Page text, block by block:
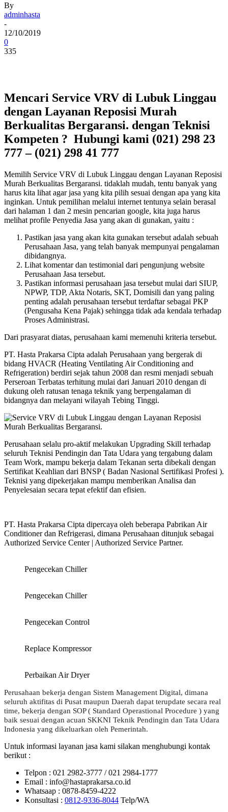
By
adminhasta
-
12/10/2019
0
335
Mencari Service VRV di Lubuk Linggau
dengan Layanan Reposisi Murah
Berkualitas Bergaransi. dengan Teknisi
Kompeten ? Hubungi kami (021) 298 23
777 – (021) 298 41 777
Memilih Service VRV di Lubuk Linggau dengan Layanan Reposisi
Murah Berkualitas Bergaransi. tidaklah mudah, tentu banyak yang
harus kita lihat agar jasa yang kita pilih sesuai dengan apa yang kita
inginkan. Untuk pemilihan melalui internet tentunya selain berasal
dari halaman 1 dan 2 mesin pencarian google, kita juga harus
melihat profile Penyedia Jasa yang akan di gunakan, yaitu :
Pastikan jasa yang akan kita gunakan tersebut adalah sebuah
Perusahaan Jasa, yang telah banyak mempunyai pengalaman
dibidangnya.
Lihat komentar dan testimonial dari pengunjung website
Perusahaan Jasa tersebut.
Pastikan informasi perusahaan jasa tersebut mulai dari SIUP,
NPWP, TDP, Akta Notaris, SKT, Domisili dan yang paling
penting adalah perusahaan tersebut terdaftar sebagai PKP
(Pengusaha Kena Pajak) sehingga tidak ada kendala terhadap
Proses Administrasi.
Dari prasyarat diatas, perusahaan kami memenuhi kriteria tersebut.
PT. Hasta Prakarsa Cipta adalah Perusahaan yang bergerak di
bidang HVACR (Heating Ventilating Air Conditioning and
Refrigeration) berdiri sejak tahun 2008 dan resmi menjadi sebuah
Perseroan Terbatas terhitung mulai dari Januari 2010 dengan di
dukung oleh ratusan tenaga teknik yang berpengalaman di
bidangnya dan melayani wilayah Tebing Tinggi.
Perusahaan selalu pro-aktif melakukan Upgrading Skill terhadap
seluruh Teknisi Pendingin dan Tata Udara yang tergabung dalam
Team Work, mampu bekerja dalam Tekanan serta dibekali dengan
Sertifikat Keahlian dari BNSP ( Badan Nasional Sertifikasi Profesi ).
Teknisi yang dipekerjakan mampu memberikan Analisa dan
Penyelesaian secara tepat efektif dan efisien.
PT. Hasta Prakarsa Cipta dipercaya oleh beberapa Pabrikan Air
Conditioner dan Refrigerasi, dimana Perusahaan ditunjuk sebagai
Authorized Service Center | Authorized Service Partner.
Pengecekan Chiller
Pengecekan Chiller
Pengecekan Control
Replace Kompressor
Perbaikan Air Dryer
Perusahaan bekerja dengan Sistem Management Digital, dimana
seluruh aktifitas di Pusat maupun Daerah dapat terupdate secara real
time, bekerja dengan SOP ( Standard Operastional Procedure ) yang
baik sesuai dengan acuan SKKNI Teknik Pendingin dan Tata Udara
Indonesia yang dikeluarkan oleh Pemerintah.
Untuk informasi layanan jasa kami silakan menghubungi kontak
berikut :
Telpon : 021 2982-3777 / 021 2984-1777
Email : info@hastaprakarsa.co.id
Whatsaap : 0878-8459-4222
Konsultasi : 0812-9336-8044 Telp/WA